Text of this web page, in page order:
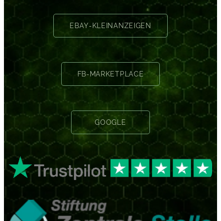
EBAY-KLEINANZEIGEN
FB-MARKETPLACE
GOOGLE